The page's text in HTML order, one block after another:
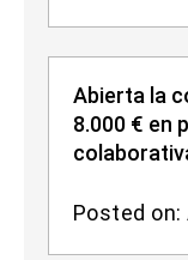
Abierta la
8.000 € en
Posted on: